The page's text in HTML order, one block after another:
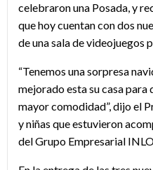
celebraron una Posada, y
que hoy cuentan con dos
de una sala de videojuegos
“Tenemos una sorpresa
mejorado esta su casa para
mayor comodidad”, dijo el
y niñas que estuvieron
del Grupo Empresarial